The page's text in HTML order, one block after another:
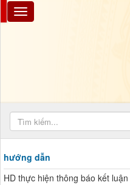
hướng dẫn
HD thực hiện thông báo kết